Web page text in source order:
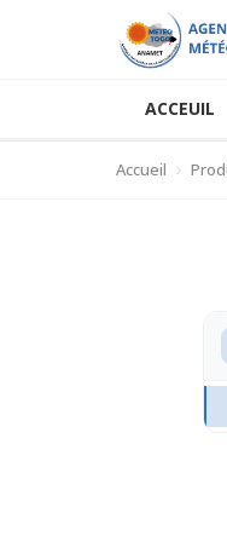
ACCEUIL
Accueil